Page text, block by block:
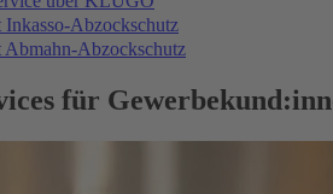
Abzockschutz
Abmahn-Abzockschutz
für